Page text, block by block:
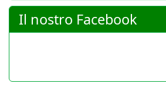
Il nostro Facebook